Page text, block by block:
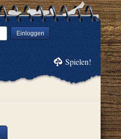
Einloggen
Spielen!